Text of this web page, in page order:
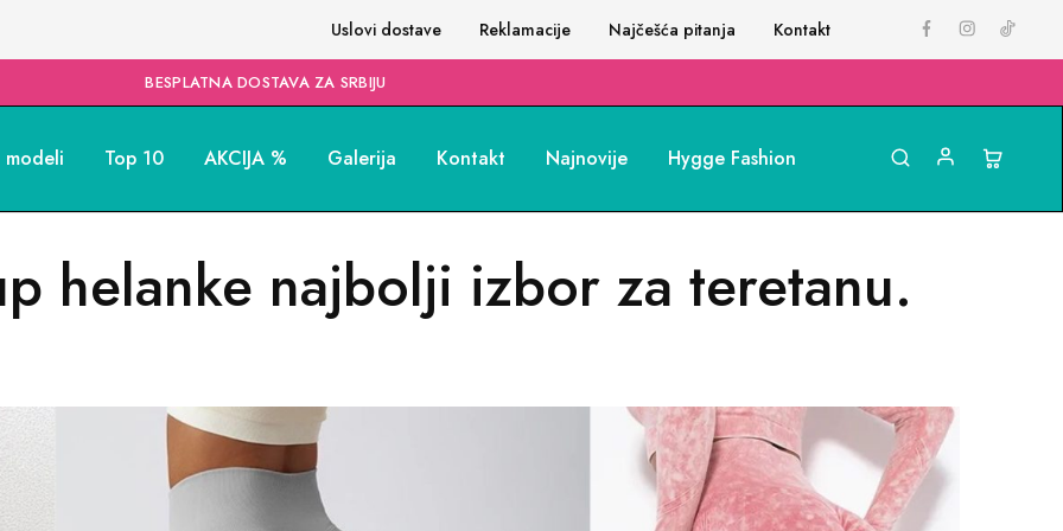
Uslovi dostave Reklamacije Najčešća pitanja Kontakt
BESPLATNA DOSTAVA ZA SRBIJU
modeli Top 10 AKCIJA % Galerija Kontakt Najnovije Hygge Fashion
helanke najbolji izbor za teretanu.